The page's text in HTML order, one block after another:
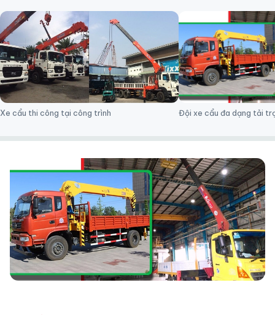
Xe cẩu thi công tại công trình Đội xe cẩu đa dạng tải